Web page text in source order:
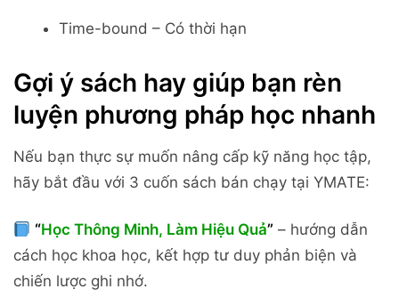
Time-bound – Có thời hạn
Gợi ý sách hay giúp bạn rèn
luyện phương pháp học nhanh
Nếu bạn thực sự muốn nâng cấp kỹ năng học tập,
hãy bắt đầu với 3 cuốn sách bán chạy tại YMATE:
“Học Thông Minh, Làm Hiệu Quả” – hướng dẫn
cách học khoa học, kết hợp tư duy phản biện và
chiến lược ghi nhớ.